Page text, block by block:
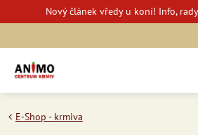
Novýčlánek vředy u koní! Info,
E-Shop - krmiva